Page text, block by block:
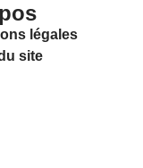
légales
site